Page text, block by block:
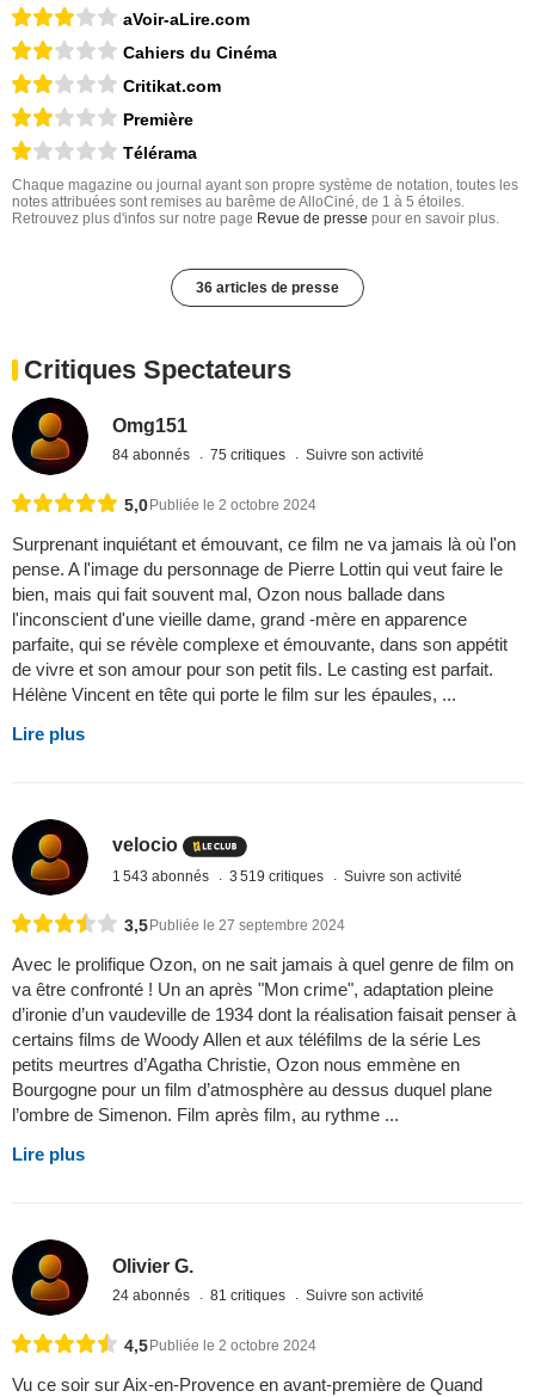
aVoir-aLire.com
Cahiers du Cinéma
Critikat.com
Première
Télérama
Chaque magazine ou journal ayant son propre système de notation, toutes les
notes attribuées sont remises au barême de AlloCiné, de 1 à 5 étoiles.
Retrouvez plus d'infos sur notre page Revue de presse pour en savoir plus.
36 articles de presse
Critiques Spectateurs
Omg151
84 abonnés 75 critiques Suivre son activité
5,0Publiée le 2 octobre 2024
Surprenant inquiétant et émouvant, ce film ne va jamais là où l'on
pense. A l'image du personnage de Pierre Lottin qui veut faire le
bien, mais qui fait souvent mal, Ozon nous ballade dans
l'inconscient d'une vieille dame, grand -mère en apparence
parfaite, qui se révèle complexe et émouvante, dans son appétit
de vivre et son amour pour son petit fils. Le casting est parfait.
Hélène Vincent en tête qui porte le film sur les épaules, ...
Lire plus
velocio
1 543 abonnés 3 519 critiques Suivre son activité
3,5Publiée le 27 septembre 2024
Avec le prolifique Ozon, on ne sait jamais à quel genre de film on
va être confronté ! Un an après "Mon crime", adaptation pleine
d’ironie d’un vaudeville de 1934 dont la réalisation faisait penser à
certains films de Woody Allen et aux téléfilms de la série Les
petits meurtres d’Agatha Christie, Ozon nous emmène en
Bourgogne pour un film d’atmosphère au dessus duquel plane
l’ombre de Simenon. Film après film, au rythme ...
Lire plus
Olivier G.
24 abonnés 81 critiques Suivre son activité
4,5 Publiée le 2 octobre 2024
Vu ce soir sur Aix-en-Provence en avant-première de Quand